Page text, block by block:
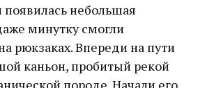
появилась небольшая
минутку смогли
рюкзаках. Впереди на пути
каньон, пробитый рекой
породе. Начали его